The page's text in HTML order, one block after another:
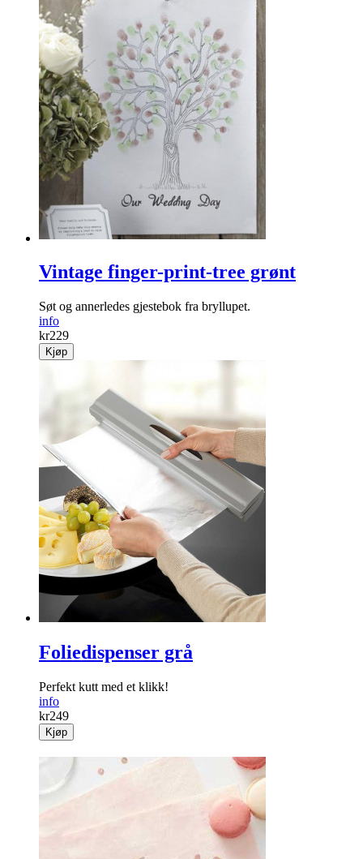
Vintage finger-print-tree grønt
Søt og annerledes gjestebok fra bryllupet.
info
kr229
Kjøp
Foliedispenser grå
Perfekt kutt med et klikk!
info
kr249
Kjøp